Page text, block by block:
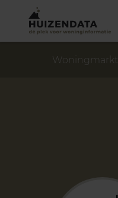
Woningmarkt